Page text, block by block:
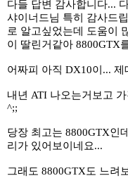
다들 답변 감사합니다...
샤이너드님 특히 감사드
로 알고싶었는데 도움이
이 딸린거같아 8800GTX
어짜피 아직 DX10이... 제
내년 ATI 나오는거보고
^;;
당장 최고는 8800GTX인
리가 있어보이네요...
그래도 8800GTX도 느려